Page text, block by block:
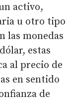
activo,
u otro tipo
las monedas
estas
al precio de
en sentido
de